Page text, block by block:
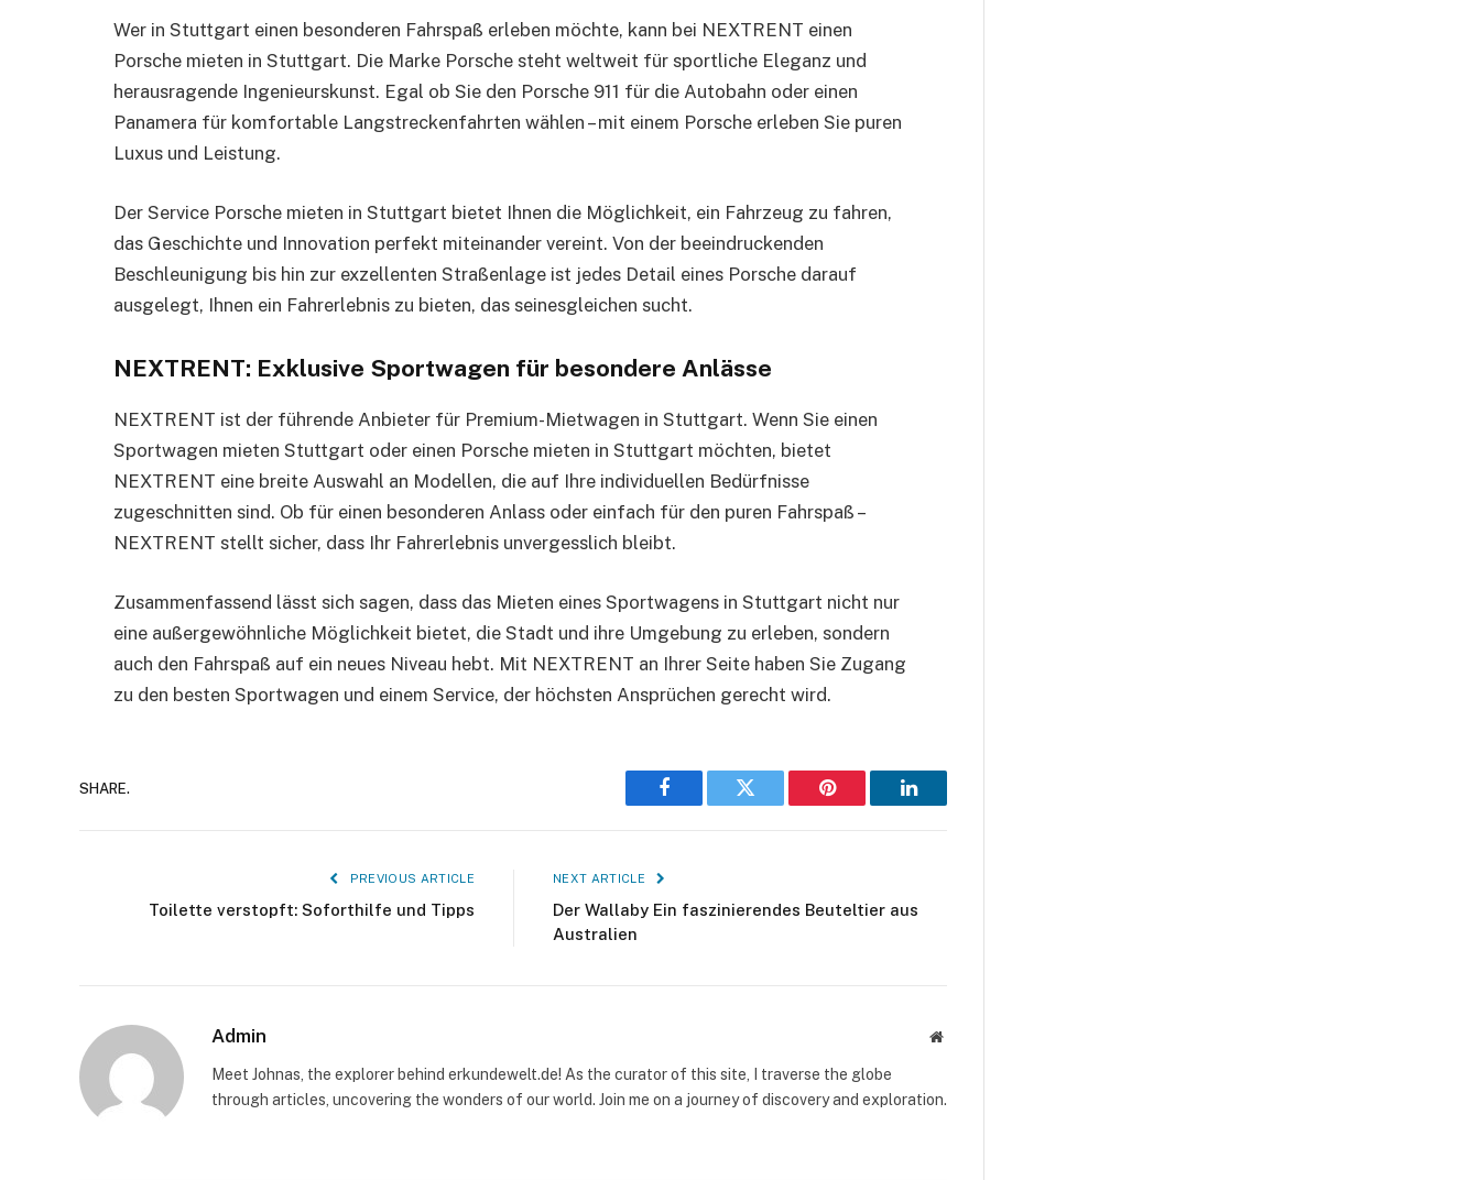
Wer in Stuttgart einen besonderen Fahrspaß erleben möchte, kann bei NEXTRENT einen
Porsche mieten in Stuttgart. Die Marke Porsche steht weltweit für sportliche Eleganz und
herausragende Ingenieurskunst. Egal ob Sie den Porsche 911 für die Autobahn oder einen
Panamera für komfortable Langstreckenfahrten wählen – mit einem Porsche erleben Sie puren
Luxus und Leistung.
Der Service Porsche mieten in Stuttgart bietet Ihnen die Möglichkeit, ein Fahrzeug zu fahren,
das Geschichte und Innovation perfekt miteinander vereint. Von der beeindruckenden
Beschleunigung bis hin zur exzellenten Straßenlage ist jedes Detail eines Porsche darauf
ausgelegt, Ihnen ein Fahrerlebnis zu bieten, das seinesgleichen sucht.
NEXTRENT: Exklusive Sportwagen für besondere Anlässe
NEXTRENT ist der führende Anbieter für Premium-Mietwagen in Stuttgart. Wenn Sie einen
Sportwagen mieten Stuttgart oder einen Porsche mieten in Stuttgart möchten, bietet
NEXTRENT eine breite Auswahl an Modellen, die auf Ihre individuellen Bedürfnisse
zugeschnitten sind. Ob für einen besonderen Anlass oder einfach für den puren Fahrspaß –
NEXTRENT stellt sicher, dass Ihr Fahrerlebnis unvergesslich bleibt.
Zusammenfassend lässt sich sagen, dass das Mieten eines Sportwagens in Stuttgart nicht nur
eine außergewöhnliche Möglichkeit bietet, die Stadt und ihre Umgebung zu erleben, sondern
auch den Fahrspaß auf ein neues Niveau hebt. Mit NEXTRENT an Ihrer Seite haben Sie Zugang
zu den besten Sportwagen und einem Service, der höchsten Ansprüchen gerecht wird.
SHARE.
Facebook Twitter Pinterest LinkedIn
PREVIOUS ARTICLE
Toilette verstopft: Soforthilfe und Tipps
NEXT ARTICLE
Der Wallaby Ein faszinierendes Beuteltier aus
Australien
Admin Website
Meet Johnas, the explorer behind erkundewelt.de! As the curator of this site, I traverse the globe
through articles, uncovering the wonders of our world. Join me on a journey of discovery and exploration.